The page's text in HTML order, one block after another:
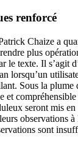
renforcé
Chaize a
plus
le texte. Il s’agit
lorsqu’un
Sous la plume
et
seront mis en
observations
sont